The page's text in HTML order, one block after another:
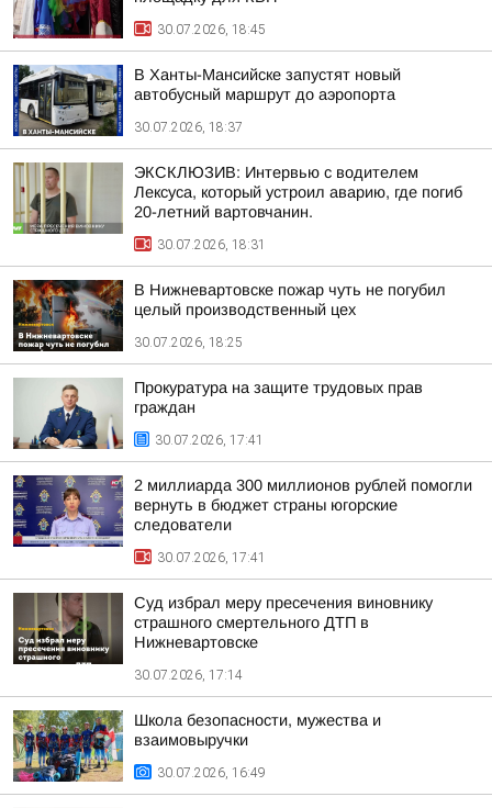
30.07.2026, 18:45
В Ханты-Мансийске запустят новый
автобусный маршрут до аэропорта
30.07.2026, 18:37
ЭКСКЛЮЗИВ: Интервью с водителем
Лексуса, который устроил аварию, где погиб
20-летний вартовчанин.
30.07.2026, 18:31
В Нижневартовске пожар чуть не погубил
целый производственный цех
30.07.2026, 18:25
Прокуратура на защите трудовых прав
граждан
30.07.2026, 17:41
2 миллиарда 300 миллионов рублей помогли
вернуть в бюджет страны югорские
следователи
30.07.2026, 17:41
Суд избрал меру пресечения виновнику
страшного смертельного ДТП в
Нижневартовске
30.07.2026, 17:14
Школа безопасности, мужества и
взаимовыручки
30.07.2026, 16:49